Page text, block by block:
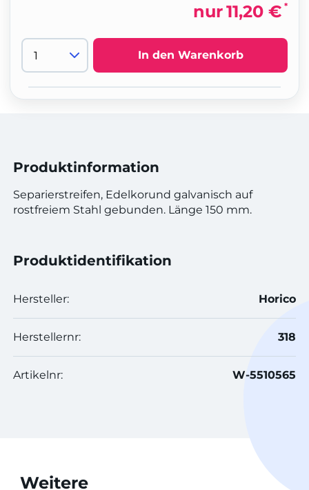
nur11,20 € *
In den Warenkorb
Produktinformation
Separierstreifen, Edelkorund galvanisch auf
rostfreiem Stahl gebunden. Länge 150 mm.
Produktidentifikation
Hersteller: Horico
Herstellernr: 318
Artikelnr: W-5510565
Weitere